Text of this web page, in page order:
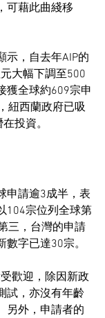
可藉此曲綫移
示，自去年AIP的
大幅下調至500
獲全球約609宗申
紐西蘭政府已吸
投資。
申請逾3成半，表
104宗位列全球第
三，台灣的申請
字已達30宗。
歡迎，除因新政
試，亦沒有年齡
另外，申請者的